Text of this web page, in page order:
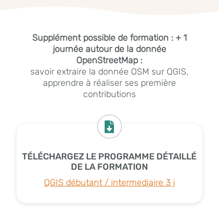
Supplément possible de formation : + 1
journée autour de la donnée
OpenStreetMap :
savoir extraire la donnée OSM sur QGIS,
apprendre à réaliser ses première
contributions

TÉLÉCHARGEZ LE PROGRAMME DÉTAILLÉ
DE LA FORMATION
QGIS débutant / intermediaire 3 j